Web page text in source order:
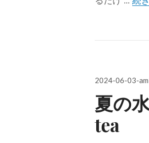
投
日:
2024-06-03-
夏の
tea